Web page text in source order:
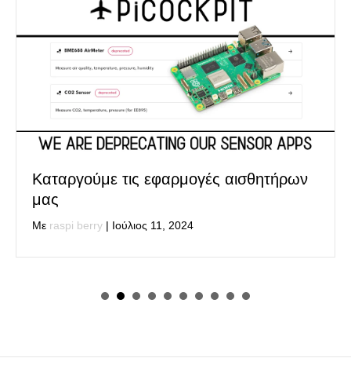
Καταργούμε τις εφαρμογές αισθητήρων
μας
Με raspi berry | Ιούλιος 11, 2024